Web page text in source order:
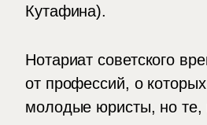
Кутафина).
Нотариат советского
от профессий, о
молодые юристы, но те,